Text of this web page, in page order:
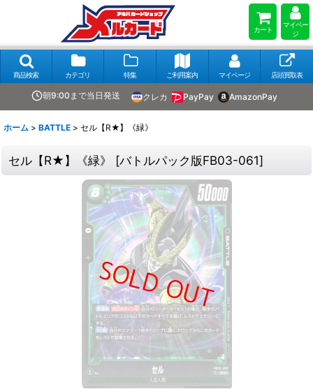
カート
マイペー
ジ
商品検索 カテゴリ 特集 ご利用案内 マイページ 店頭買取表
朝9:00まで当日発送 クレカ PayPay AmazonPay
ホーム > BATTLE > セル【R★】《緑》
セル【R★】《緑》 [バトルパック版FB03-061]